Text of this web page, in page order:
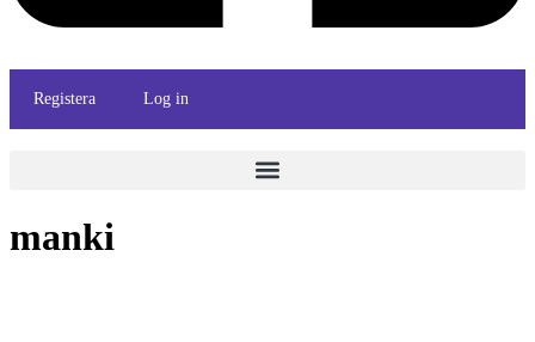
Registera Log in
manki